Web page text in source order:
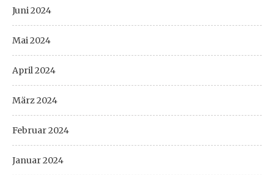
Juni 2024
Mai 2024
April 2024
März 2024
Februar 2024
Januar 2024